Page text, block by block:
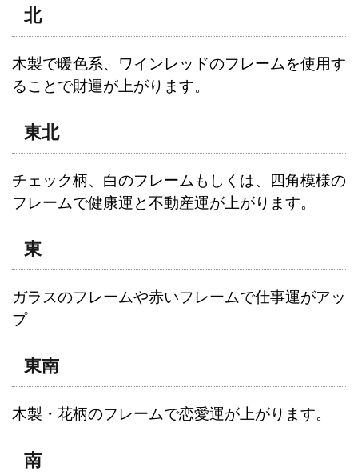
北
木製で暖色系、ワインレッドのフレームを使用す
ることで財運が上がります。
東北
チェック柄、白のフレームもしくは、四角模様の
フレームで健康運と不動産運が上がります。
東
ガラスのフレームや赤いフレームで仕事運がアッ
プ
東南
木製・花柄のフレームで恋愛運が上がります。
南